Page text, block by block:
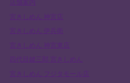
宮きしめん 神宮店
宮きしめん 神宮東店
宮きしめん フジタモール店